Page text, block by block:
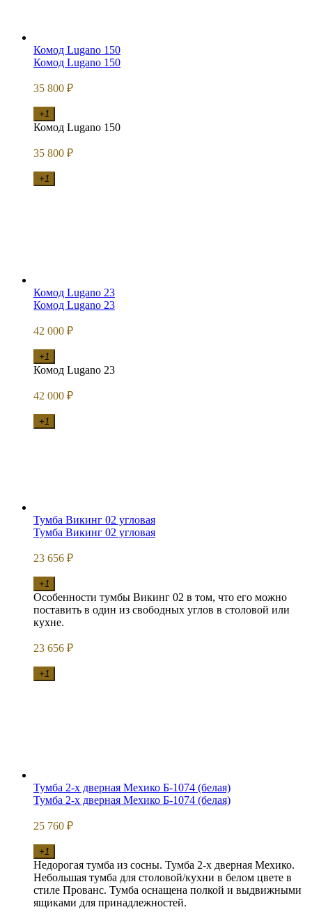
Комод Lugano 150
Комод Lugano 150
35 800 ₽
+1
Комод Lugano 150
35 800 ₽
+1
Комод Lugano 23
Комод Lugano 23
42 000 ₽
+1
Комод Lugano 23
42 000 ₽
+1
Тумба Викинг 02 угловая
Тумба Викинг 02 угловая
23 656 ₽
+1
Особенности тумбы Викинг 02 в том, что его можно
поставить в один из свободных углов в столовой или
кухне.
23 656 ₽
+1
Тумба 2-х дверная Мехико Б-1074 (белая)
Тумба 2-х дверная Мехико Б-1074 (белая)
25 760 ₽
+1
Недорогая тумба из сосны. Тумба 2-х дверная Мехико.
Небольшая тумба для столовой/кухни в белом цвете в
стиле Прованс. Тумба оснащена полкой и выдвижными
ящиками для принадлежностей.